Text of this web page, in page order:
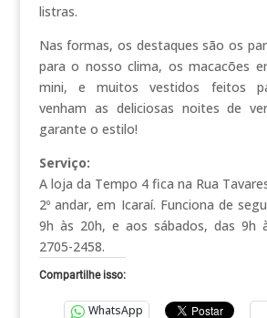
listras.
Nas formas, os destaques são os
para o nosso clima, os macacões
mini, e muitos vestidos feitos
venham as deliciosas noites de
garante o estilo!
Serviço:
A loja da Tempo 4 fica na Rua
2º andar, em Icaraí. Funciona de
9h às 20h, e aos sábados, das 9h
2705-2458.
Compartilhe isso:
WhatsApp